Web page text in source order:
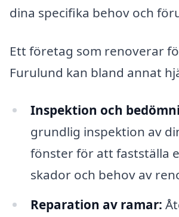
dina specifika behov och
Ett företag som renoverar
Furulund kan bland annat
Inspektion och
grundlig inspektion av
fönster för att fastställa
skador och behov av
Reparation av ramar: